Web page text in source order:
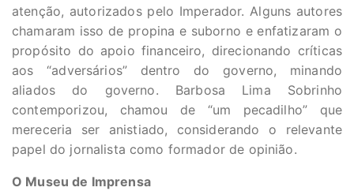
atenção, autorizados pelo Imperador. Alguns autores
chamaram isso de propina e suborno e enfatizaram o
propósito do apoio financeiro, direcionando críticas
aos “adversários” dentro do governo, minando
aliados do governo. Barbosa Lima Sobrinho
contemporizou, chamou de “um pecadilho” que
mereceria ser anistiado, considerando o relevante
papel do jornalista como formador de opinião.
O Museu de Imprensa